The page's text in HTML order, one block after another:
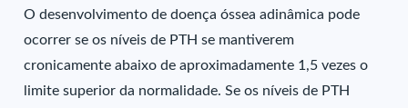
O desenvolvimento de doença óssea adinâmica pode
ocorrer se os níveis de PTH se mantiverem
cronicamente abaixo de aproximadamente 1,5 vezes o
limite superior da normalidade. Se os níveis de PTH